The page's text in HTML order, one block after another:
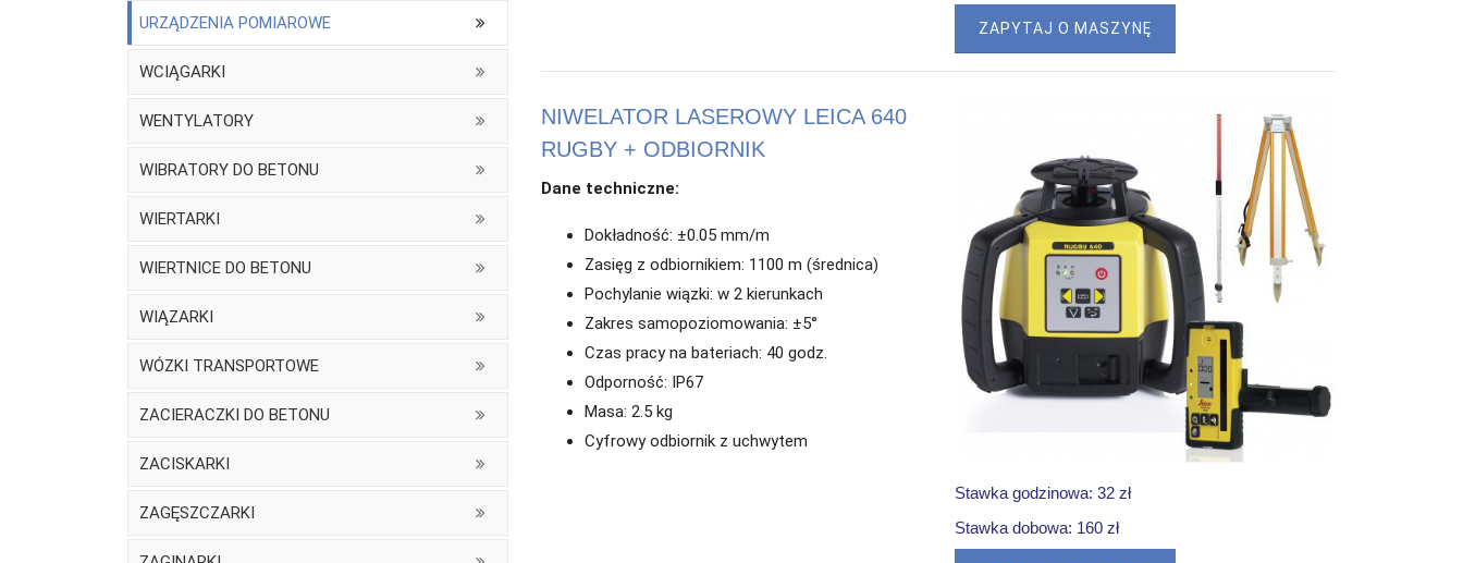
URZĄDZENIA POMIAROWE
WCIĄGARKI
WENTYLATORY
WIBRATORY DO BETONU
WIERTARKI
WIERTNICE DO BETONU
WIĄZARKI
WÓZKI TRANSPORTOWE
ZACIERACZKI DO BETONU
ZACISKARKI
ZAGĘSZCZARKI
ZAPYTAJ O MASZYNĘ
NIWELATOR LASEROWY LEICA 640
RUGBY + ODBIORNIK
Dane techniczne:
Dokładność: ±0.05 mm/m
Zasięg z odbiornikiem: 1100 m (średnica)
Pochylanie wiązki: w 2 kierunkach
Zakres samopoziomowania: ±5°
Czas pracy na bateriach: 40 godz.
Odporność: IP67
Masa: 2.5 kg
Cyfrowy odbiornik z uchwytem
Stawka godzinowa: 32 zł
Stawka dobowa: 160 zł